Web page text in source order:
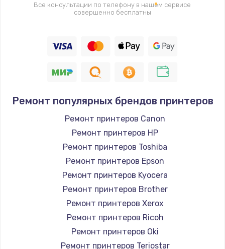
700 руб.
Замена ТЭНа
2500 руб.
Замена шнура
1400 руб.
Заказать
Замена / ремонт электронного модуля
управления
600 руб.
Заказать
Замена конфорки
1100 руб.
Все консультации по телефону в нашем сервисе
совершенно бесплатны
Ремонт популярных брендов принтеров
Ремонт принтеров Canon
Ремонт принтеров HP
Ремонт принтеров Toshiba
Ремонт принтеров Epson
Ремонт принтеров Kyocera
Ремонт принтеров Brother
Ремонт принтеров Xerox
Ремонт принтеров Ricoh
Ремонт принтеров Oki
Ремонт принтеров Teriostar